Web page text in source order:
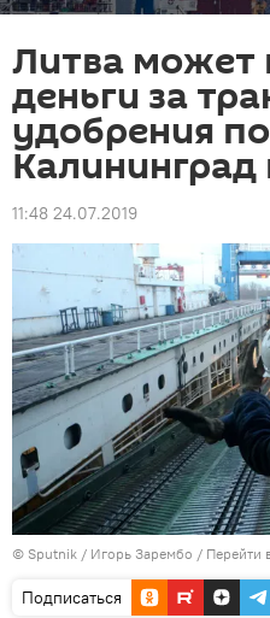
Литва может
деньги за
удобрения
11:48 24.07.2019
© Sputnik / Игорь Зарембо / Перейти
Подписаться